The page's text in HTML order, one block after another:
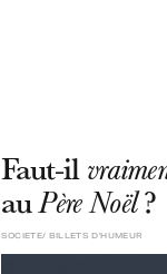
Faut-il
auPère Noël?
BILLETS D'HUMEUR
SOCIETE